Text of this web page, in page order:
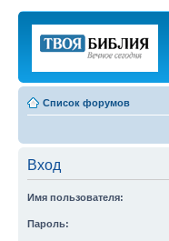
Список форумов
Вход
Имя пользователя:
Пароль: